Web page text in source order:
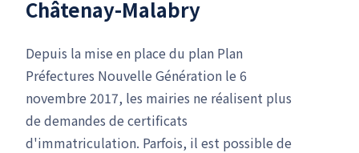
Châtenay-Malabry
Depuis la mise en place du plan Plan
Préfectures Nouvelle Génération le 6
novembre 2017, les mairies ne réalisent plus
de demandes de certificats
d'immatriculation. Parfois, il est possible de